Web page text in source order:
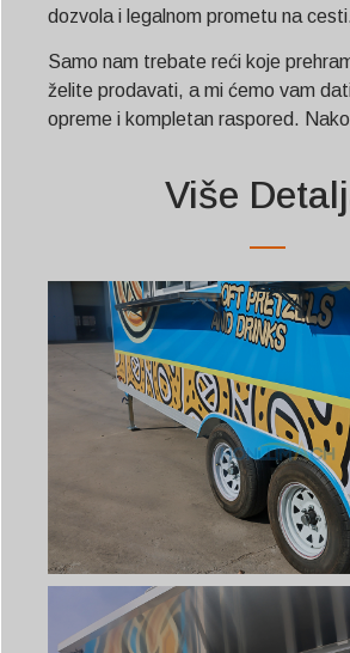
dozvola i legalnom prometu na cesti.
Samo nam trebate reći koje
želite prodavati, a mi ćemo vam
opreme i kompletan raspored.
Više